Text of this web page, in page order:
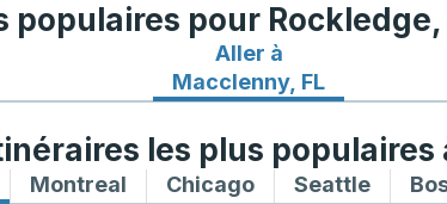
pour Rockledge,
Aller à
Macclenny, FL
Itinéraires de bus vers
les plus
de bus vers et depuis New York
Montreal Itinéraires de bus vers et
ChicagoItinéraires de bus
Seattle